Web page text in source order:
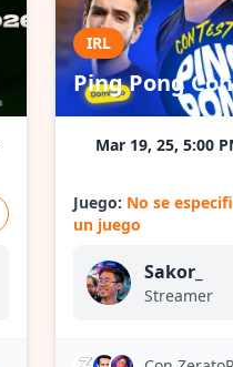
IRL
Ping Pong
Mar 19, 25, 5:00
Juego: No se
un juego
Sakor_
Streamer